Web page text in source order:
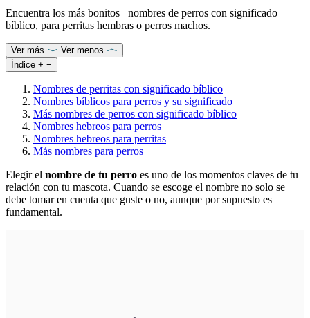
Encuentra los más bonitos nombres de perros con significado
bíblico, para perritas hembras o perros machos.
Ver más
Ver menos
Índice + −
Nombres de perritas con significado bíblico
Nombres bíblicos para perros y su significado
Más nombres de perros con significado bíblico
Nombres hebreos para perros
Nombres hebreos para perritas
Más nombres para perros
Elegir el nombre de tu perro es uno de los momentos claves de tu
relación con tu mascota. Cuando se escoge el nombre no solo se
debe tomar en cuenta que guste o no, aunque por supuesto es
fundamental.